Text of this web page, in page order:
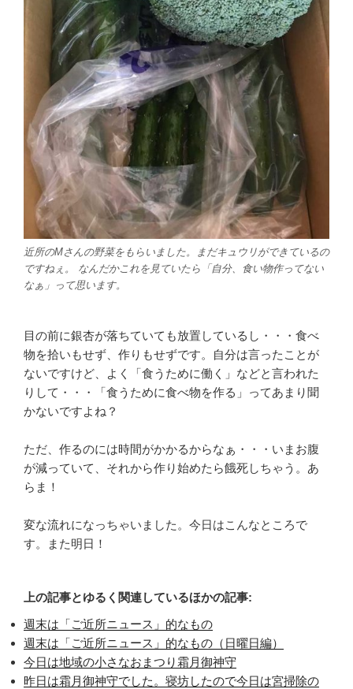
近所のMさんの野菜をもらいました。まだキュウリができているの
ですねぇ。 なんだかこれを見ていたら「自分、食い物作ってない
なぁ」って思います。
目の前に銀杏が落ちていても放置しているし・・・食べ
物を拾いもせず、作りもせずです。自分は言ったことが
ないですけど、よく「食うために働く」などと言われた
りして・・・「食うために食べ物を作る」ってあまり聞
かないですよね？
ただ、作るのには時間がかかるからなぁ・・・いまお腹
が減っていて、それから作り始めたら餓死しちゃう。あ
らま！
変な流れになっちゃいました。今日はこんなところで
す。また明日！
上の記事とゆるく関連しているほかの記事:
週末は「ご近所ニュース」的なもの
週末は「ご近所ニュース」的なもの（日曜日編）
今日は地域の小さなおまつり霜月御神守
昨日は霜月御神守でした。寝坊したので今日は宮掃除の